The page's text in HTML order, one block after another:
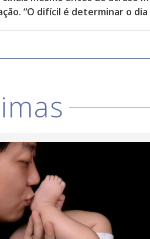
“O difícil é determinar o